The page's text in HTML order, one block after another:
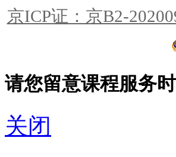
京ICP证：京B2-
请您留意课程服务
关闭